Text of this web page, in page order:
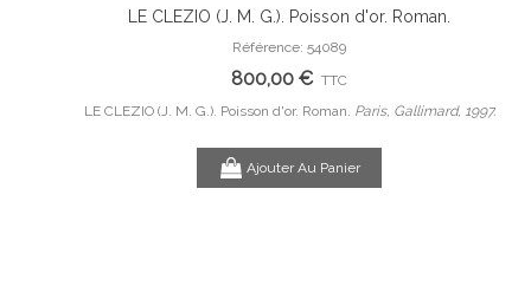
Ajouter Au Panier
LE CLEZIO (J. M. G.). Poisson d'or. Roman.
Référence: 54089
800,00 € TTC
LE CLEZIO (J. M. G.). Poisson d'or. Roman. Paris, Gallimard, 1997.
Ajouter Au Panier